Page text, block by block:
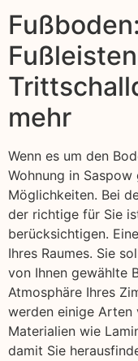
mehr
Wenn es um den
Wohnung in
Möglichkeiten. Bei
der richtige für Sie
berücksichtigen.
Ihres Raumes. Sie
von Ihnen gewählte
Atmosphäre Ihres
werden einige Arten
Materialien wie
damit Sie